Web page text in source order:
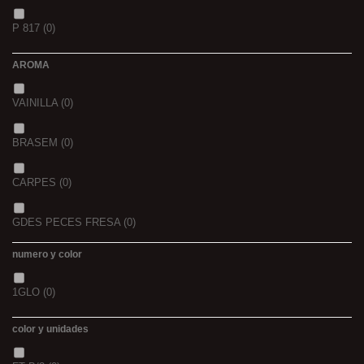
1,5
2,3
(0)
P 817 (0)
AROMA
VAINILLA(0)
BRASEM (0)
CARPES (0)
GDES PECES FRESA(0)
GDES. PECES MAIZ
GDES. PECES SCOPEX
numero y color
1GLO (0)
color y unidades